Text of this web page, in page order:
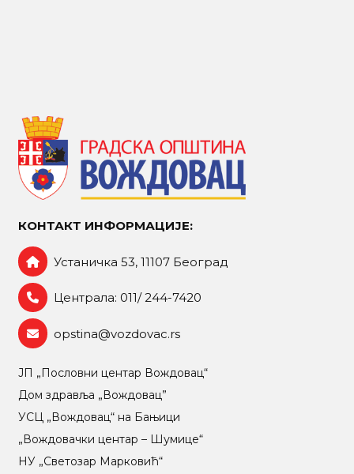
КОНТАКТ ИНФОРМАЦИЈЕ:
Устаничка 53, 11107 Београд
Централа: 011/ 244-7420
opstina@vozdovac.rs
ЈП „Пословни центар Вождовац“
Дом здравља „Вождовац”
УСЦ „Вождовац“ на Бањици
„Вождовачки центар – Шумице“
НУ „Светозар Марковић“